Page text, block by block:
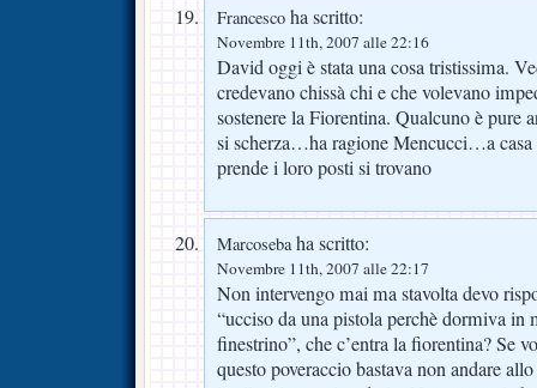
Francesco ha scritto:
Novembre 11th, 2007 alle 22:16
David oggi è stata una cosa tristissima.
credevano chissà chi e che volevano
sostenere la Fiorentina. Qualcuno è
si scherza…ha ragione Mencucci…a casa
prende i loro posti si trovano
Marcosebaha scritto:
Novembre 11th, 2007 alle 22:17
Non intervengo mai ma stavolta devo
“ucciso da una pistola perchè dormiva in
finestrino”, che c’entra la fiorentina? Se
questo poveraccio bastava non andare